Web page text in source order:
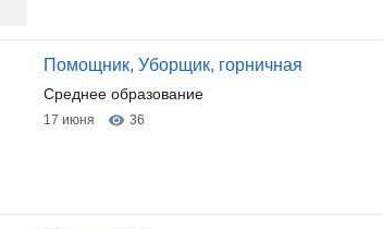
Помощник, Уборщик, горничная
Среднее образование
17 июня 36